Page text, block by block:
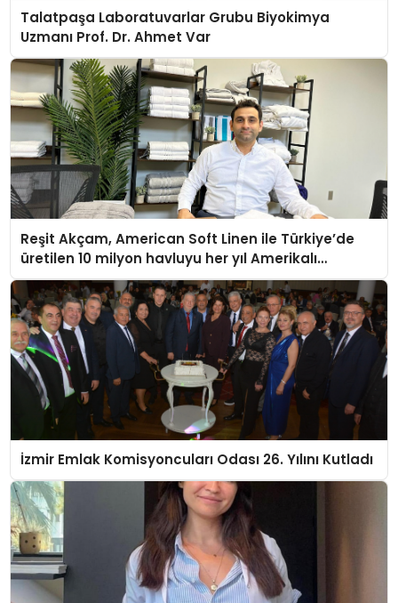
Talatpaşa Laboratuvarlar Grubu Biyokimya
Uzmanı Prof. Dr. Ahmet Var
Reşit Akçam, American Soft Linen ile Türkiye’de
üretilen 10 milyon havluyu her yıl Amerikalı
tüketicilerle buluşturuyor
İzmir Emlak Komisyoncuları Odası 26. Yılını Kutladı